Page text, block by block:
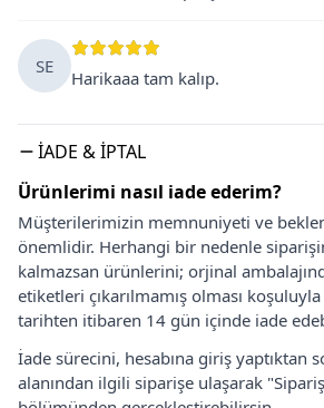
SE
Harikaaa tam kalıp.
İADE & İPTAL
Ürünlerimi nasıl iade ederim?
Müşterilerimizin memnuniyeti ve
önemlidir. Herhangi bir nedenle
kalmazsan ürünlerini; orjinal
etiketleri çıkarılmamış olması
tarihten itibaren 14 gün içinde iade
İade sürecini, hesabına giriş yaptıktan
alanından ilgili siparişe ulaşarak